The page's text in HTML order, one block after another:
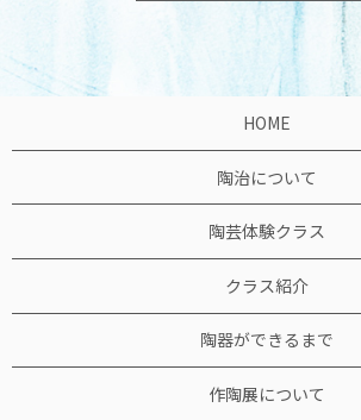
HOME
陶治について
陶芸体験クラス
クラス紹介
陶器ができるまで
作陶展について